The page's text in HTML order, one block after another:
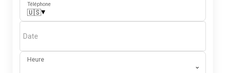
Téléphone
🇺🇸▾
Date
Heure
⌄